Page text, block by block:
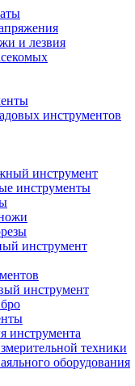
и лезвия
инструментов
инструмент
инструменты
инструмент
инструмент
инструмента
техники
оборудования